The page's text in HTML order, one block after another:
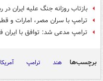
بازتاب روزانه جنگ علیه ایران
ترامپ با سران مصر، امارات و
ترامپ مدعی شد: توافق با ایران
برچسب‌ها هند ترامپ آمریکا